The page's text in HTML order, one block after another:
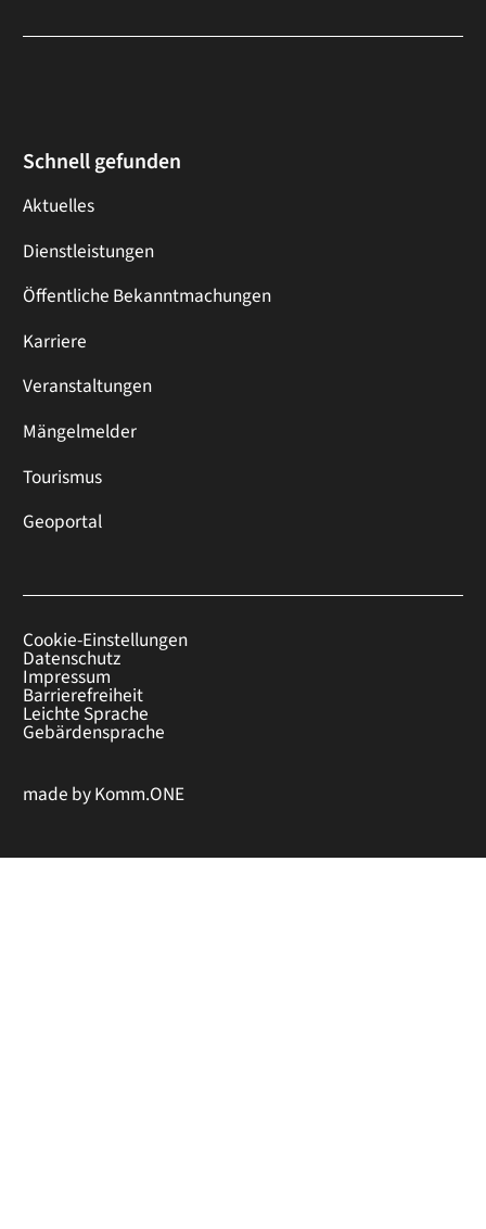
Schnell gefunden
Aktuelles
Dienstleistungen
Öffentliche Bekanntmachungen
Karriere
Veranstaltungen
Mängelmelder
Tourismus
Geoportal
Cookie-Einstellungen
Datenschutz
Impressum
Barrierefreiheit
Leichte Sprache
Gebärdensprache
made byKomm.ONE